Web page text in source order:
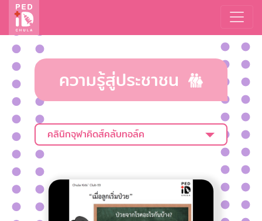
ความรู้สู่ประชาชน
คลินิกจุฬาคิดส์คลับทอล์ค